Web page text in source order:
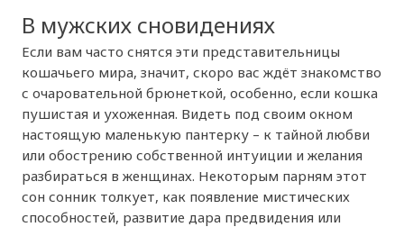
В мужских сновидениях
Если вам часто снятся эти представительницы
кошачьего мира, значит, скоро вас ждёт знакомство
с очаровательной брюнеткой, особенно, если кошка
пушистая и ухоженная. Видеть под своим окном
настоящую маленькую пантерку – к тайной любви
или обострению собственной интуиции и желания
разбираться в женщинах. Некоторым парням этот
сон сонник толкует, как появление мистических
способностей, развитие дара предвидения или